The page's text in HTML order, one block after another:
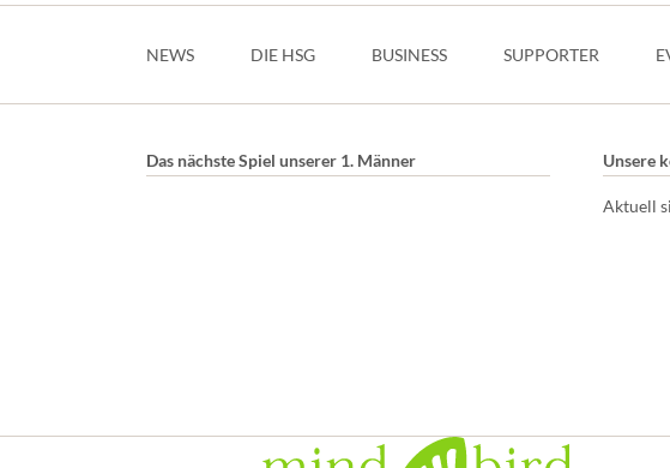
NEWS DIE HSG BUSINESS SUPPORTER
Das nächste Spiel unserer 1. Männer Unsere
Aktuell